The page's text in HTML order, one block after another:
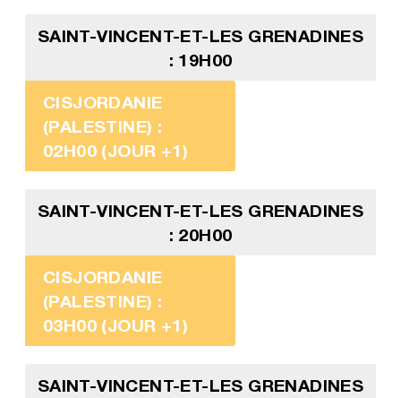
SAINT-VINCENT-ET-LES GRENADINES
: 19H00
CISJORDANIE
(PALESTINE) :
02H00 (JOUR +1)
SAINT-VINCENT-ET-LES GRENADINES
: 20H00
CISJORDANIE
(PALESTINE) :
03H00 (JOUR +1)
SAINT-VINCENT-ET-LES GRENADINES